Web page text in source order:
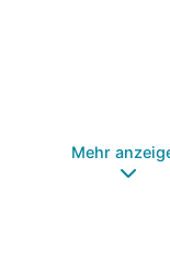
Mehr